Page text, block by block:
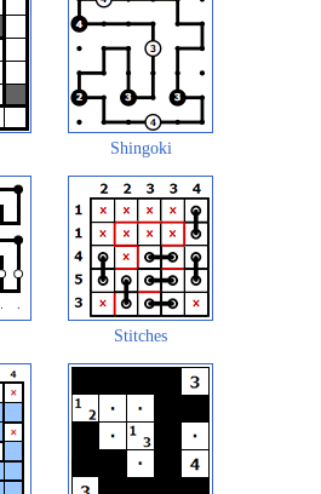
Shingoki
Stitches